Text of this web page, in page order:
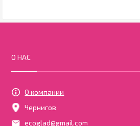
О НАС
О компании
Чернигов
ecoglad@gmail.com